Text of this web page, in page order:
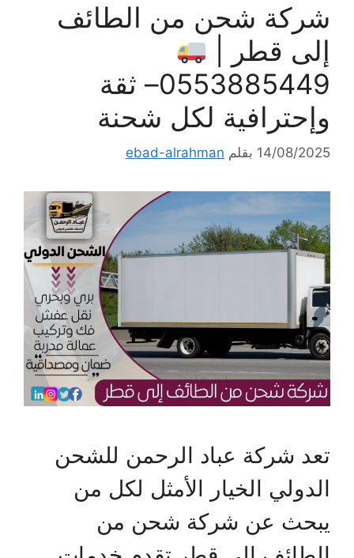
شركة شحن من الطائف
إلى قطر |
0553885449– ثقة
وإحترافية لكل شحنة
14/08/2025 بقلم ebad-alrahman
تعد شركة عباد الرحمن للشحن
الدولي الخيار الأمثل لكل من
يبحث عن شركة شحن من